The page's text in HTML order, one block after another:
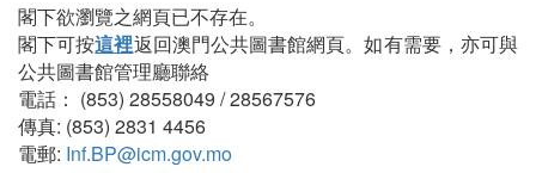
閣下欲瀏覽之網頁已不存在。
閣下可按這裡返回澳門公共圖書館網頁。如有需要，亦可與
公共圖書館管理廳聯絡
電話： (853) 28558049 / 28567576
傳真: (853) 2831 4456
電郵: Inf.BP@icm.gov.mo